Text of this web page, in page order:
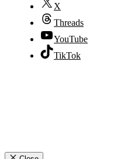
X
Threads
YouTube
TikTok